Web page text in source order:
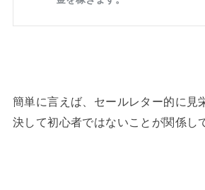
簡単に言えば、セールレター的に見
決して初心者ではないことが関係し